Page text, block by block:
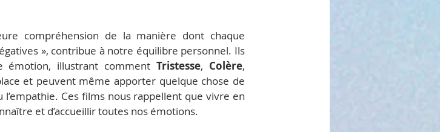
compréhension de la manière dont chaque
», contribue à notre équilibre personnel. Ils
émotion, illustrant comment Tristesse, Colère
et peuvent même apporter quelque chose de
l’empathie. Ces films nous rappellent que vivre en
et d’accueillir toutes nos émotions.